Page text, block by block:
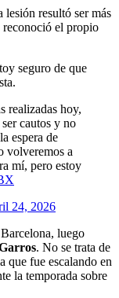
lesión resultó ser más
reconoció el propio
seguro de que
realizadas hoy,
cautos y no
espera de
volveremos a
mí, pero estoy
24, 2026
luego
. No se trata de
que fue escalando en
la temporada sobre